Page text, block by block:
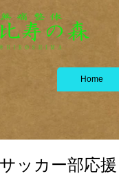
ッカー部応援
Home